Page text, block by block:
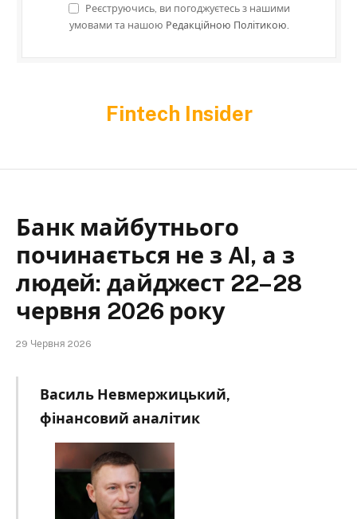
Реєструючись, ви погоджуєтесь з нашими
умовами та нашою Редакційною Політикою.
Fintech Insider
Банк майбутнього
починається не з AI, а з
людей: дайджест 22–28
червня 2026 року
29 Червня 2026
Василь Невмержицький,
фінансовий аналітик